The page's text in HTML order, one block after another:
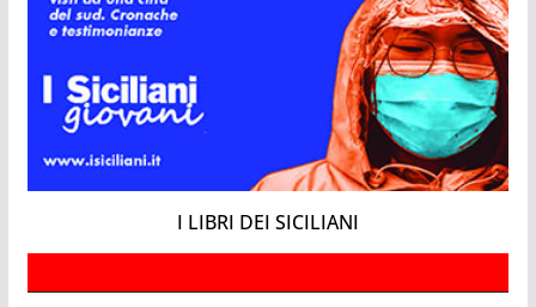
I LIBRI DEI SICILIANI